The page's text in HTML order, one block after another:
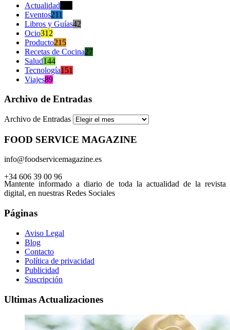
Actualidad
Eventos211
Libros y Guías42
Ocio312
Producto215
Recetas de Cocina27
Salud144
Tecnología151
Viajes89
Archivo de Entradas
Archivo de Entradas
FOOD SERVICE MAGAZINE
info@foodservicemagazine.es
+34 606 39 00 96
Mantente informado a diario de toda la actualidad de la revista
digital, en nuestras Redes Sociales
Páginas
Aviso Legal
Blog
Contacto
Política de privacidad
Publicidad
Suscripción
Ultimas Actualizaciones